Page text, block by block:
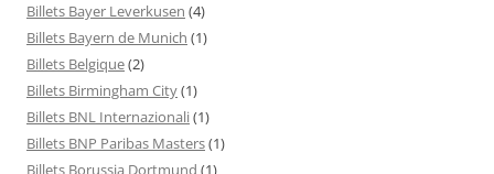
Billets Bayer Leverkusen (4)
Billets Bayern de Munich (1)
Billets Belgique(2)
Billets Birmingham City(1)
Billets BNL Internazionali(1)
Billets BNP Paribas Masters(1)
Billets Borussia Dortmund (1)